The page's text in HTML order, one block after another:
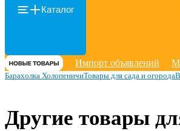
Каталог
Импорт объявлений
Барахолка ХолопеничиТовары для сада и огорода
Другие товары